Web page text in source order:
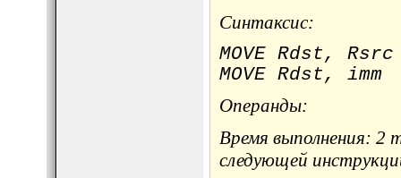
Синтаксис:
MOVE Rdst, Rsrc
MOVE Rdst, imm
Операнды:
Время выполнения: 2
следующей